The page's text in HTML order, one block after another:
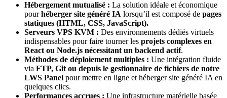
Hébergement mutualisé : La solution idéale et économique
pourhéberger site généré IA lorsqu’il est composé de pages
statiques (HTML, CSS, JavaScript).
Serveurs VPS KVM : Des environnements dédiés virtuels
indispensables pour faire tourner les projets complexes en
React ou Node.js nécessitant un backend actif.
Méthodes de déploiement multiples : Une intégration fluide
via FTP, Git ou depuis le gestionnaire de fichiers de notre
LWS Panel pour mettre en ligne et héberger site généré IA en
quelques clics.
Performances accrues : Une infrastructure matérielle basée